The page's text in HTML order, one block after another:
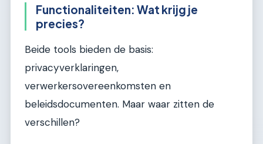
Functionaliteiten: Wat krijg je
precies?
Beide tools bieden de basis:
privacyverklaringen,
verwerkersovereenkomsten en
beleidsdocumenten. Maar waar zitten de
verschillen?